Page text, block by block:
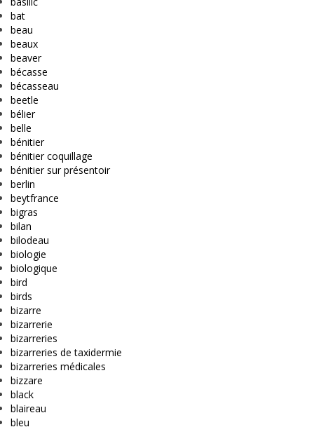
bat
beau
beaux
beaver
bécasse
bécasseau
beetle
bélier
belle
bénitier
bénitier coquillage
bénitier sur présentoir
berlin
beytfrance
bigras
bilan
bilodeau
biologie
biologique
bird
birds
bizarre
bizarrerie
bizarreries
bizarreries de taxidermie
bizarreries médicales
bizzare
black
blaireau
bleu